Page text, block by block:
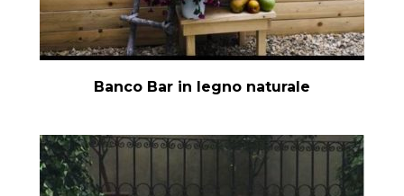
Banco Bar in legno naturale